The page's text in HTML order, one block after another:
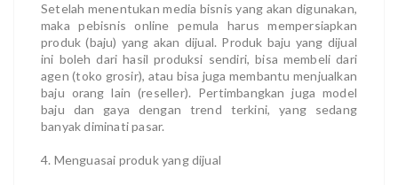
Setelah menentukan media bisnis yang akan digunakan,
maka pebisnis online pemula harus mempersiapkan
produk (baju) yang akan dijual. Produk baju yang dijual
ini boleh dari hasil produksi sendiri, bisa membeli dari
agen (toko grosir), atau bisa juga membantu menjualkan
baju orang lain (reseller). Pertimbangkan juga model
baju dan gaya dengan trend terkini, yang sedang
banyak diminati pasar.
4. Menguasai produk yang dijual